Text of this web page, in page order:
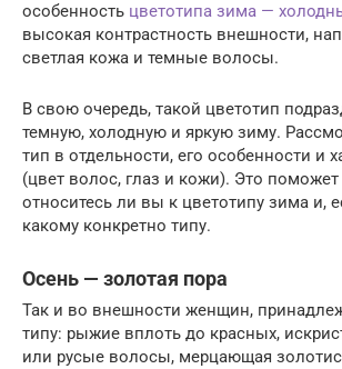
особенность цветотипа зима —
высокая контрастность внешности,
светлая кожа и темные волосы.
В свою очередь, такой цветотип
темную, холодную и яркую зиму.
тип в отдельности, его особенности и
(цвет волос, глаз и кожи). Это
относитесь ли вы к цветотипу зима и,
какому конкретно типу.
Осень — золотая пора
Так и во внешности женщин,
типу: рыжие вплоть до красных,
или русые волосы, мерцающая